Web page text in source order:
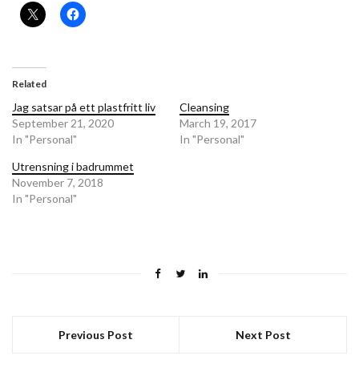
Related
Jag satsar på ett plastfritt liv
September 21, 2020
In "Personal"
Cleansing
March 19, 2017
In "Personal"
Utrensning i badrummet
November 7, 2018
In "Personal"
Previous Post Next Post